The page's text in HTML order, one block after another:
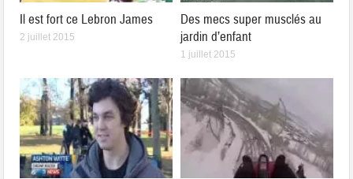
Il est fort ce Lebron James
2 juillet 2015
Des mecs super musclés au
jardin d’enfant
1 juillet 2015